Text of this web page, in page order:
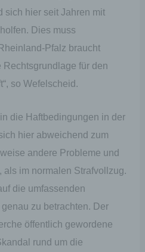
sich hier seit Jahren mit
Dies muss
Pfalz braucht
für den
so Wefelscheid.
die Haftbedingungen in der
hier abweichend zum
andere Probleme und
im normalen Strafvollzug.
die umfassenden
zu betrachten. Der
öffentlich gewordene
rund um die